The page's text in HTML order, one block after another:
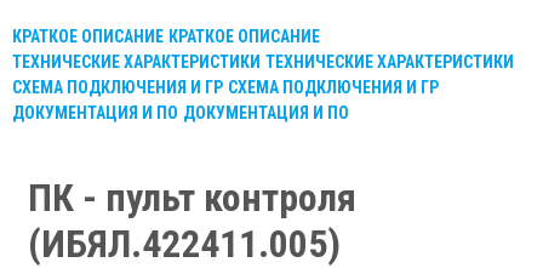
КРАТКОЕ ОПИСАНИЕ КРАТКОЕ ОПИСАНИЕ
ТЕХНИЧЕСКИЕ ХАРАКТЕРИСТИКИ ТЕХНИЧЕСКИЕ ХАРАКТЕРИСТИКИ
СХЕМА ПОДКЛЮЧЕНИЯ И ГР СХЕМА ПОДКЛЮЧЕНИЯ И ГР
ДОКУМЕНТАЦИЯ И ПО ДОКУМЕНТАЦИЯ И ПО
ПК - пульт контроля
(ИБЯЛ.422411.005)